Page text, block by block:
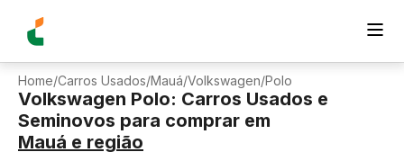
Home/Carros Usados/Mauá/Volkswagen/Polo
Volkswagen Polo: Carros Usados e
Seminovos para comprar em
Mauá e região